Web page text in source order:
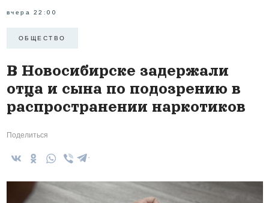
вчера 22:00
ОБЩЕСТВО
В Новосибирске задержали
отца и сына по подозрению в
распространении наркотиков
Поделиться